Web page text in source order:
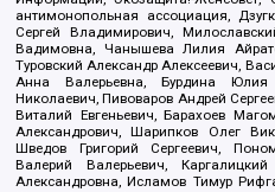
антимонопольная ассоциация,
Сергей Владимирович,
Вадимовна, Чанышева Лилия
Туровский Александр Алексеевич,
Анна Валерьевна, Бурдина
Николаевич, Пивоваров Андрей
Виталий Евгеньевич, Барахоев
Александрович, Шарипков Олег
Шведов Григорий Сергеевич,
Валерий Валерьевич,
Александровна, Исламов Тимур